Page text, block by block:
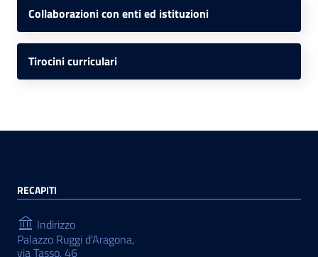
Collaborazioni con enti ed istituzioni
Tirocini curriculari
RECAPITI
Indirizzo
Palazzo Ruggi d'Aragona,
via Tasso, 46